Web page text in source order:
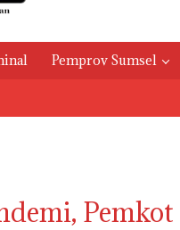
Pemprov Sumsel